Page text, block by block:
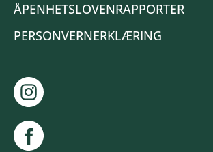
ÅPENHETSLOVENRAPPORTER
PERSONVERNERKLÆRING